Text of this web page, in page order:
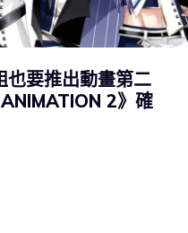
也要推出動畫第二
2》確